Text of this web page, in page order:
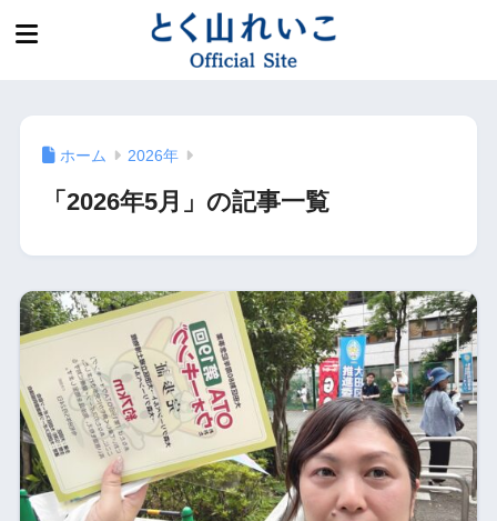
ホーム 2026年
「2026年5月」の記事一覧